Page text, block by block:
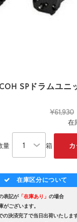
SPドラムユニ
¥61,930
在
量 箱
在庫区分について
表記が「在庫あり」 の場合
ざいます。
完了で当日出荷いたします